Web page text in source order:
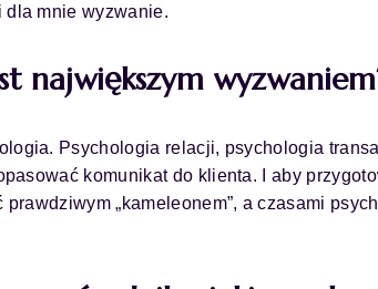
mnie wyzwanie.
największym
Psychologia relacji, psychologia
komunikat do klienta. I aby
„kameleonem”, a czasami